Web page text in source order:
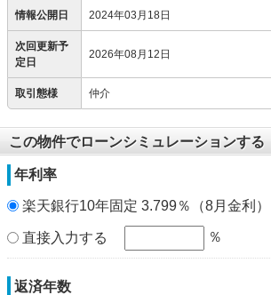
情報公開日 2024年03月18日
次回更新予
定日
2026年08月12日
取引態様 仲介
この物件でローンシミュレーションする
年利率
楽天銀行10年固定 3.799％（8月金利）
直接入力する ％
返済年数